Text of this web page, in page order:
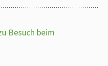
Besuch beim